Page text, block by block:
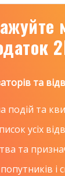
та
подій та
усіх
та
і